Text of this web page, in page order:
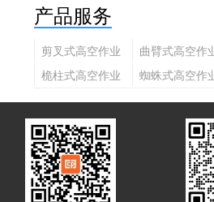
产品服务
剪叉式高空作业
平台
曲臂式高空作
平台
桅柱式高空作业
蜘蛛式高空作